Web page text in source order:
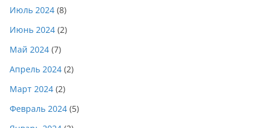
Июль 2024 (8)
Июнь 2024 (2)
Май 2024 (7)
Апрель 2024 (2)
Март 2024 (2)
Февраль 2024 (5)